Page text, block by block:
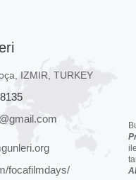
IZMIR, TURKEY
focafilmdays/